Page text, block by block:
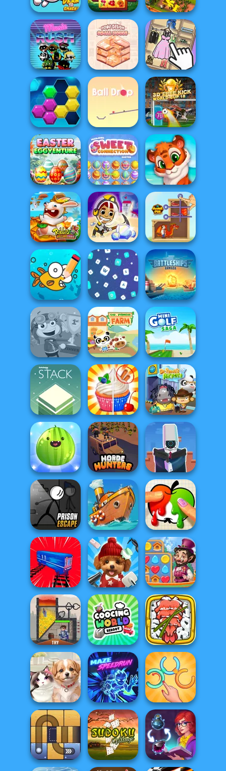
Idle Farm
Spring Tile
Master
Draw To Smash!
Organize It
Small House
Music Rush
3D Free Kick
World Cup 18
Ball Drop
Puzzle Fever
Mosaic Artimo
Mahjong Sweet
Easter
Easter
Eggventure
Home Pin 1
Idle Miner Space
Rush
Rabbids Volcano
Panic
Battleships
Armada
Words Match
Cute Coloring
Games
Mini Golf Saga
Dr. Panda Farm
Poptropica
Dr. Panda Airport
Rachel Holmes
Stack
Cameraman vs
Toilets Puzzle
Horde Hunters
Put The Fruit
Together
Paint It
Clean the Ocean
Prison Escape
Online
Vega Mix: Fairy
Town
Pet Salon 2
Train Drift
Giant Sushi:
Merge Master
Game
Cooking World
Reborn
Rescue Hero
Untangle Rings
Master
Maze Speedrun
Pet Salon